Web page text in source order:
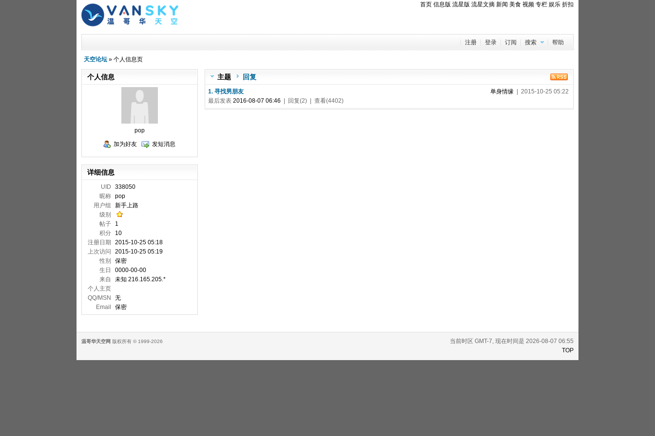
首页 信息版 流星版 流星文摘 新闻 美食 视频 专栏 娱乐 折扣
注册 登录 订阅 搜索 帮助
天空论坛 » 个人信息页
主题 回复
单身情缘| 2015-10-25 05:22
1. 寻找男朋友
最后发表 2016-08-07 06:46 | 回复(2) | 查看(4402)
个人信息
pop
加为好友
发短消息
详细信息
UID
338050
昵称 pop
用户组
新手上路
级别
帖子
1
积分
10
注册日期
2015-10-25 05:18
上次访问
2015-10-25 05:19
性别
保密
生日
0000-00-00
来自
未知 216.165.205.*
个人主页
QQ/MSN
无
Email
保密
当前时区 GMT-7, 现在时间是 2026-08-07 06:55
TOP
温哥华天空网 版权所有 © 1999-2026